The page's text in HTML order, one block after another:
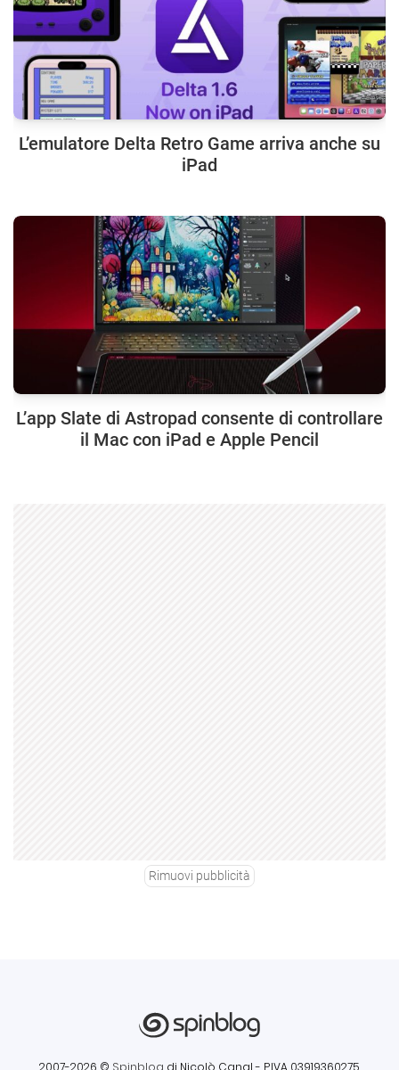
L’emulatore Delta Retro Game arriva anche su
iPad
L’app Slate di Astropad consente di controllare
il Mac con iPad e Apple Pencil
Rimuovi pubblicità
2007-2026 © Spinblog di Nicolò Canal - P.IVA 03919360275